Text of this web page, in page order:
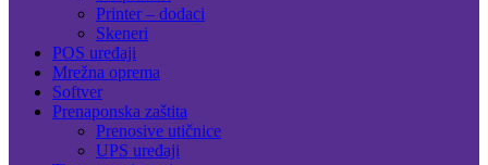
Printer – dodaci
Skeneri
POS uređaji
Mrežna oprema
Softver
Prenaponska zaštita
Prenosive utičnice
UPS uređaji